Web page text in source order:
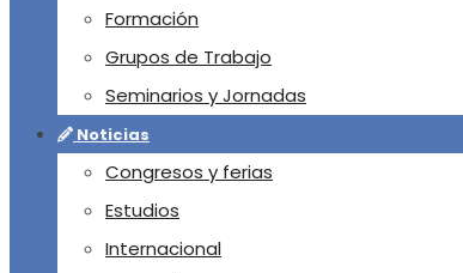
Formación
Grupos de Trabajo
Seminarios y Jornadas
Noticias
Congresos y ferias
Estudios
Internacional